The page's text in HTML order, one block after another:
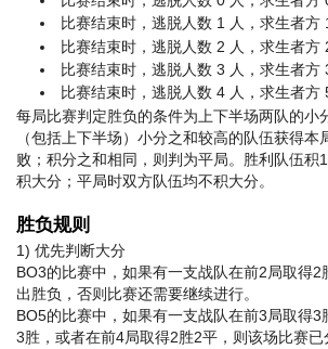
比赛结束时，逃脱人数 1 人，求生者方
比赛结束时，逃脱人数 2 人，求生者方
比赛结束时，逃脱人数 3 人，求生者方
比赛结束时，逃脱人数 4 人，求生者方
每局比赛判定胜负的条件为上下半场两队的小
（包括上下半场）小分之和较高的队伍获得本
败；积分之和相同，则判为平局。胜利队伍积
积大分；平局时双方队伍均不积大分。
胜负规则
1) 优先判断大分
BO3的比赛中，如果有一支战队在前2局取得2
出胜负，否则比赛还需要继续进行。
BO5的比赛中，如果有一支战队在前3局取得3
3胜，或者在前4局取得2胜2平，则该场比赛